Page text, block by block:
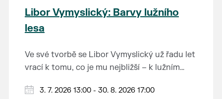
Libor Vymyslický: Barvy lužního
lesa
Ve své tvorbě se Libor Vymyslický už řadu let
vrací k tomu, co je mu nejbližší – k lužním
jižního Pomoraví. Jeho obrazy zachycují
3. 7. 2026 13:00 - 30. 8. 2026 17:00